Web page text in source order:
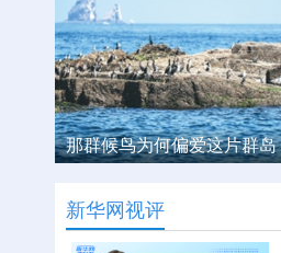
萌娃动感起舞为“闽超”打call
新华网视评